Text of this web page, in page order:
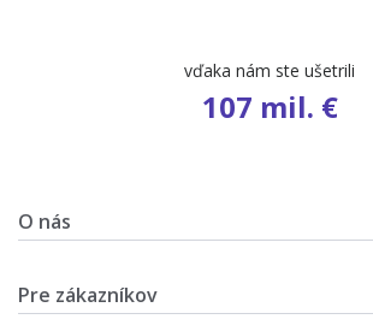
počet ponúk
9 695
O nás
Pre zákazníkov